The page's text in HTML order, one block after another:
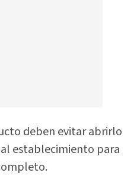
deben evitar abrirlo
establecimiento para